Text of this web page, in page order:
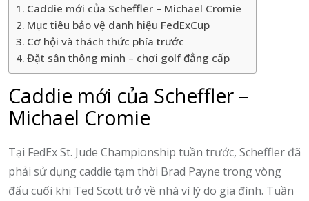
Caddie mới của Scheffler – Michael Cromie
Mục tiêu bảo vệ danh hiệu FedExCup
Cơ hội và thách thức phía trước
Đặt sân thông minh – chơi golf đẳng cấp
Caddie mới của Scheffler –
Michael Cromie
Tại FedEx St. Jude Championship tuần trước, Scheffler đã
phải sử dụng caddie tạm thời Brad Payne trong vòng
đấu cuối khi Ted Scott trở về nhà vì lý do gia đình. Tuần